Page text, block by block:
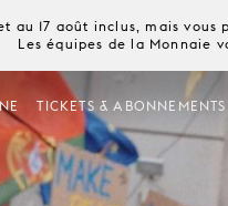
au 17 août inclus, mais
Les équipes de la Monnaie
TICKETS & ABONNEMENTS